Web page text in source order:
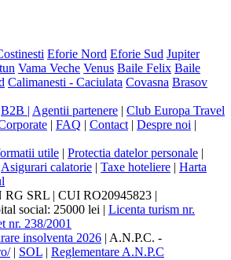
Eforie Nord Eforie Sud Jupiter
Vama Veche Venus Baile Felix Baile
Calimanesti - Caciulata Covasna Brasov
B2B | Agentii partenere | Club Europa Travel
| FAQ | Contact | Despre noi |
utile | Protectia datelor personale |
Asigurari calatorie | Taxe hoteliere | Harta
RG SRL | CUI RO20945823 |
social: 25000 lei | Licenta turism nr.
nr. 238/2001
insolventa 2026 | A.N.P.C. -
| SOL | Reglementare A.N.P.C